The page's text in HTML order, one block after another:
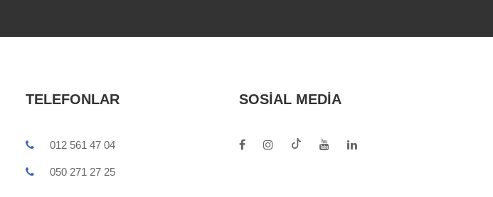
TELEFONLAR
012 561 47 04
050 271 27 25
SOSIAL MEDIA